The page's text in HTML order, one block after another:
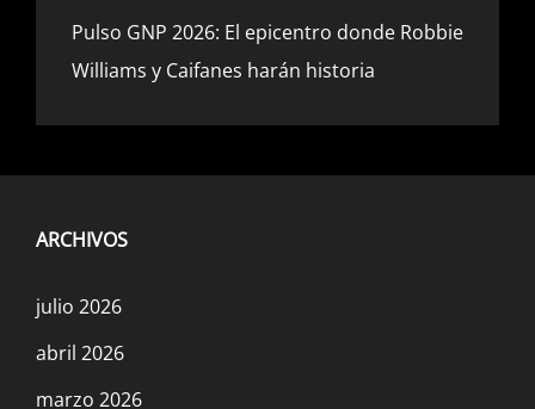
Pulso GNP 2026: El epicentro donde Robbie
Williams y Caifanes harán historia
ARCHIVOS
julio 2026
abril 2026
marzo 2026